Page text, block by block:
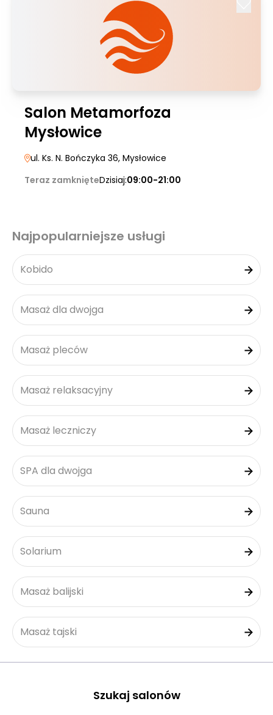
Salon Metamorfoza
Mysłowice
ul. Ks. N. Bończyka 36, Mysłowice
Teraz zamknięteDzisiaj:09:00-21:00
Najpopularniejsze usługi
Kobido
Masaż dla dwojga
Masaż pleców
Masaż relaksacyjny
Masaż leczniczy
SPA dla dwojga
Sauna
Solarium
Masaż balijski
Masaż tajski
Szukaj salonów